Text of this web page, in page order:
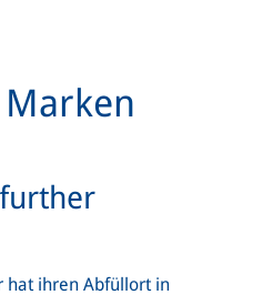
hat ihren Abfüllort in